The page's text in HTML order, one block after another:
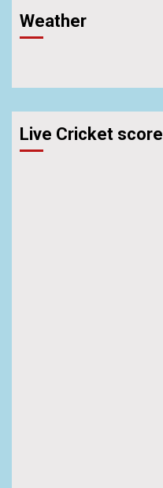
Weather
Live Cricket score